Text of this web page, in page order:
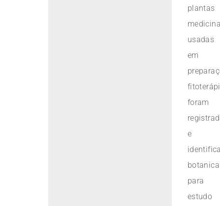
plantas
usadas
em
foram
e
para
estudo